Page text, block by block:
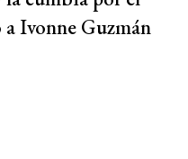
Ivonne Guzmán